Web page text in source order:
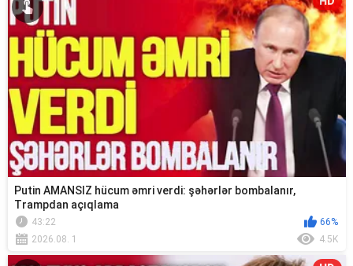
Putin AMANSIZ hücum əmri verdi: şəhərlər bombalanır,
Trampdan açıqlama
43:22
66%
2026.08. 1
4.5K